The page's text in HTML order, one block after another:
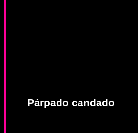
Párpado candado